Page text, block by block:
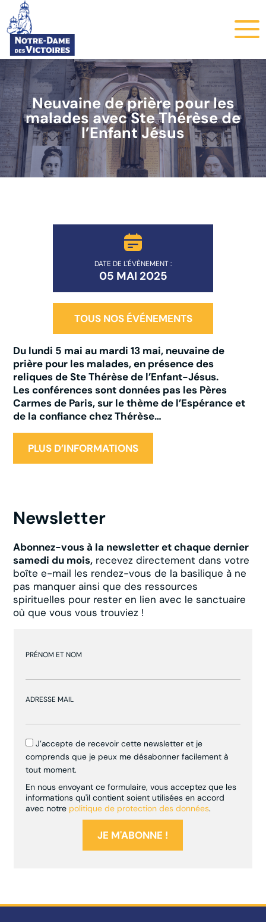
Neuvaine de prière pour les
malades avec Ste Thérèse de
l’Enfant Jésus
DATE DE L'ÉVÈNEMENT :
05 MAI 2025
TOUS NOS ÉVÉNEMENTS
Du lundi 5 mai au mardi 13 mai, neuvaine de
prière pour les malades, en présence des
reliques de Ste Thérèse de l’Enfant-Jésus.
Les conférences sont données pas les Pères
Carmes de Paris, sur le thème de l’Espérance et
de la confiance chez Thérèse…
PLUS D’INFORMATIONS
Newsletter
Abonnez-vous à la newsletter et chaque dernier
samedi du mois, recevez directement dans votre
boîte e-mail les rendez-vous de la basilique à ne
pas manquer ainsi que des ressources
spirituelles pour rester en lien avec le sanctuaire
où que vous vous trouviez !
PRÉNOM ET NOM
ADRESSE MAIL
J’accepte de recevoir cette newsletter et je
comprends que je peux me désabonner facilement à
tout moment.
En nous envoyant ce formulaire, vous acceptez que les
informations qu'il contient soient utilisées en accord
avec notre politique de protection des données.